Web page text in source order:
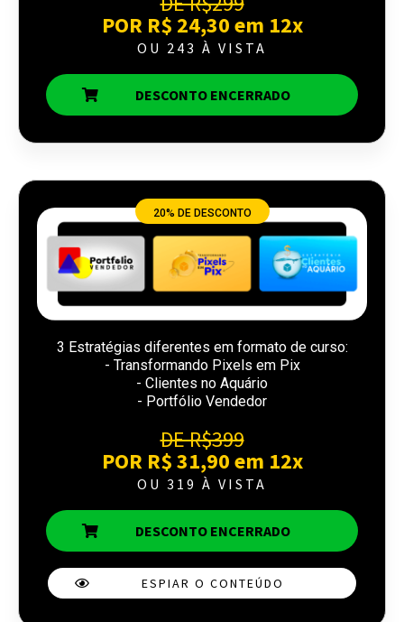
POR R$ 24,30 em 12x
OU 243 À VISTA
DESCONTO ENCERRADO
20% DE DESCONTO
3 Estratégias diferentes em formato de curso:
- Transformando Pixels em Pix
- Clientes no Aquário
- Portfólio Vendedor
DE R$399
POR R$ 31,90 em 12x
OU 319 À VISTA
DESCONTO ENCERRADO
ESPIAR O CONTEÚDO